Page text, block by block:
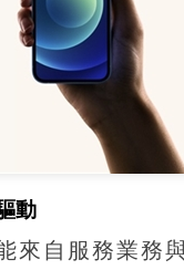
動
來自服務業務